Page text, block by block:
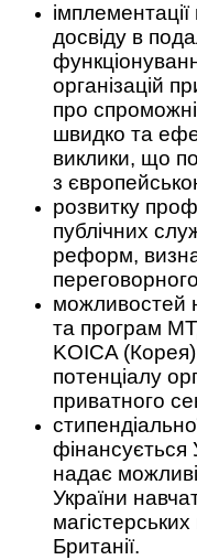
досвіду в
організацій
про
швидко та
виклики, що
з
розвитку
публічних
реформ,
можливостей
та програм
KOICA
потенціалу
приватного
фінансується
надає
України
Британії.